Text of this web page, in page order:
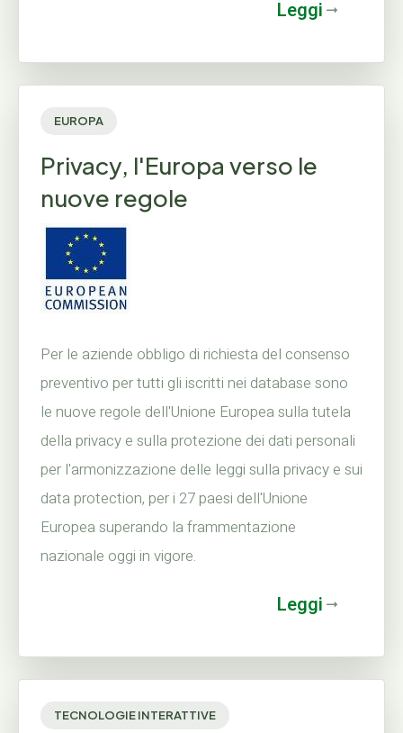
Leggi
EUROPA
Privacy, l'Europa verso le
nuove regole
Per le aziende obbligo di richiesta del consenso
preventivo per tutti gli iscritti nei database sono
le nuove regole dell'Unione Europea sulla tutela
della privacy e sulla protezione dei dati personali
per l'armonizzazione delle leggi sulla privacy e sui
data protection, per i 27 paesi dell'Unione
Europea superando la frammentazione
nazionale oggi in vigore.
Leggi
TECNOLOGIE INTERATTIVE